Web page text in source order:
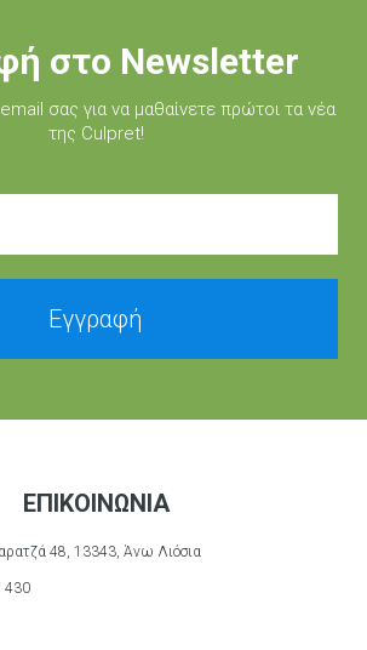
στο Newsletter
σας για να μαθαίνετε πρώτοι τα νέα
της Culpret!
Εγγραφή
ΕΠΙΚΟΙΝΩΝΊΑ
48, 13343, Άνω Λιόσια
430